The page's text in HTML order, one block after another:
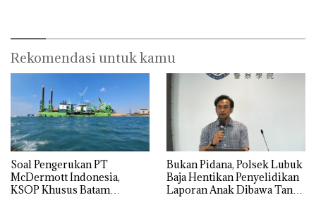
Rekomendasi untuk kamu
‎Soal Pengerukan PT
McDermott Indonesia,
KSOP Khusus Batam
Bukan Pidana, Polsek Lubuk
Baja Hentikan Penyelidikan
Laporan Anak Dibawa Tanpa